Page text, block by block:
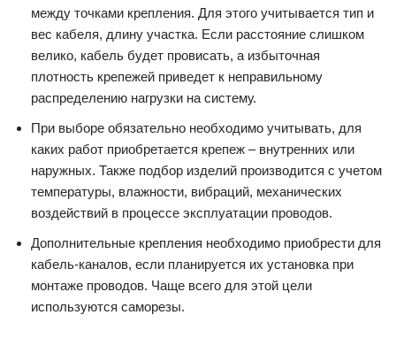
между точками крепления. Для этого учитывается тип и
вес кабеля, длину участка. Если расстояние слишком
велико, кабель будет провисать, а избыточная
плотность крепежей приведет к неправильному
распределению нагрузки на систему.
При выборе обязательно необходимо учитывать, для
каких работ приобретается крепеж – внутренних или
наружных. Также подбор изделий производится с учетом
температуры, влажности, вибраций, механических
воздействий в процессе эксплуатации проводов.
Дополнительные крепления необходимо приобрести для
кабель-каналов, если планируется их установка при
монтаже проводов. Чаще всего для этой цели
используются саморезы.